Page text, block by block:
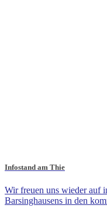
Infostand am Thie
Wir freuen uns wieder auf
Barsinghausens in den